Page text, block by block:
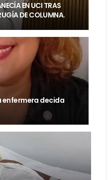
EN UCI TRAS
DE COLUMNA.
enfermera decida